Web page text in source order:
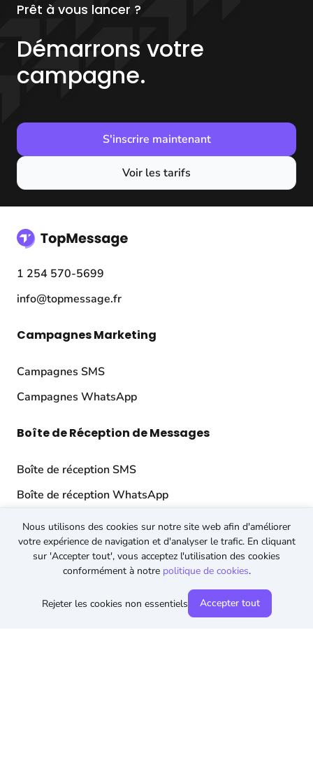
Prêt à vous lancer ?
Démarrons votre
campagne.
S'inscrire maintenant
Voir les tarifs
1 254 570-5699
info@topmessage.fr
Campagnes Marketing
Campagnes SMS
Campagnes WhatsApp
Boîte de Réception de Messages
Boîte de réception SMS
Boîte de réception WhatsApp
API
Nous utilisons des cookies sur notre site web afin d'améliorer
votre expérience de navigation et d'analyser le trafic. En cliquant
sur 'Accepter tout', vous acceptez l'utilisation des cookies
conformément à notre politique de cookies.
Rejeter les cookies non essentiels Accepter tout